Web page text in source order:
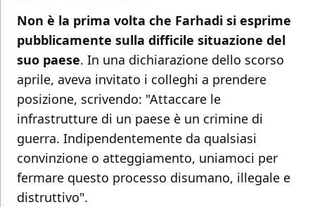
Non è la prima volta che Farhadi si esprime
pubblicamente sulla difficile situazione del
suo paese. In una dichiarazione dello scorso
aprile, aveva invitato i colleghi a prendere
posizione, scrivendo: "Attaccare le
infrastrutture di un paese è un crimine di
guerra. Indipendentemente da qualsiasi
convinzione o atteggiamento, uniamoci per
fermare questo processo disumano, illegale e
distruttivo".